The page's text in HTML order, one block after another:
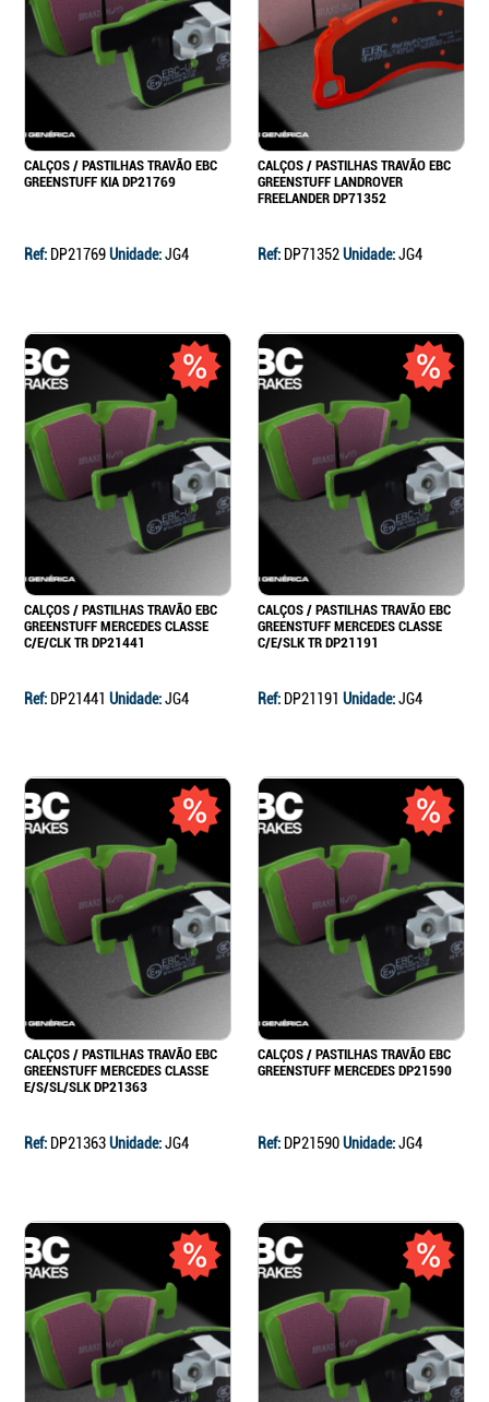
CALÇOS / PASTILHAS TRAVÃO EBC
GREENSTUFF KIA DP21769
Ref: DP21769Unidade:JG4
CALÇOS / PASTILHAS TRAVÃO EBC
GREENSTUFF LANDROVER
FREELANDER DP71352
Ref: DP71352Unidade:JG4
CALÇOS / PASTILHAS TRAVÃO EBC
GREENSTUFF MERCEDES CLASSE
C/E/CLK TR DP21441
Ref: DP21441 Unidade:JG4
CALÇOS / PASTILHAS TRAVÃO EBC
GREENSTUFF MERCEDES CLASSE
C/E/SLK TR DP21191
Ref: DP21191 Unidade:JG4
CALÇOS / PASTILHAS TRAVÃO EBC
GREENSTUFF MERCEDES CLASSE
E/S/SL/SLK DP21363
Ref: DP21363Unidade:JG4
CALÇOS / PASTILHAS TRAVÃO EBC
GREENSTUFF MERCEDES DP21590
Ref: DP21590Unidade:JG4
Continuar a comprar
Ir para o carrinho